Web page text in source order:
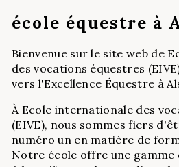
école équestre à
Bienvenue sur le site web de
des vocations équestres
vers l'Excellence Équestre à
À Ecole internationale des
(EIVE), nous sommes fiers
numéro un en matière de
Notre école offre une gamme